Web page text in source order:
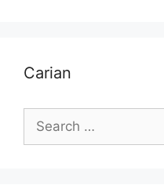
Carian
Search
for: